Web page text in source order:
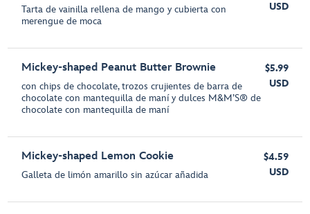
Tarta de vainilla rellena de mango y cubierta con
merengue de moca
USD
Mickey-shaped Peanut Butter Brownie
con chips de chocolate, trozos crujientes de barra de
chocolate con mantequilla de maní y dulces M&M’S® de
chocolate con mantequilla de maní
$5.99
USD
Mickey-shaped Lemon Cookie
Galleta de limón amarillo sin azúcar añadida
$4.59
USD